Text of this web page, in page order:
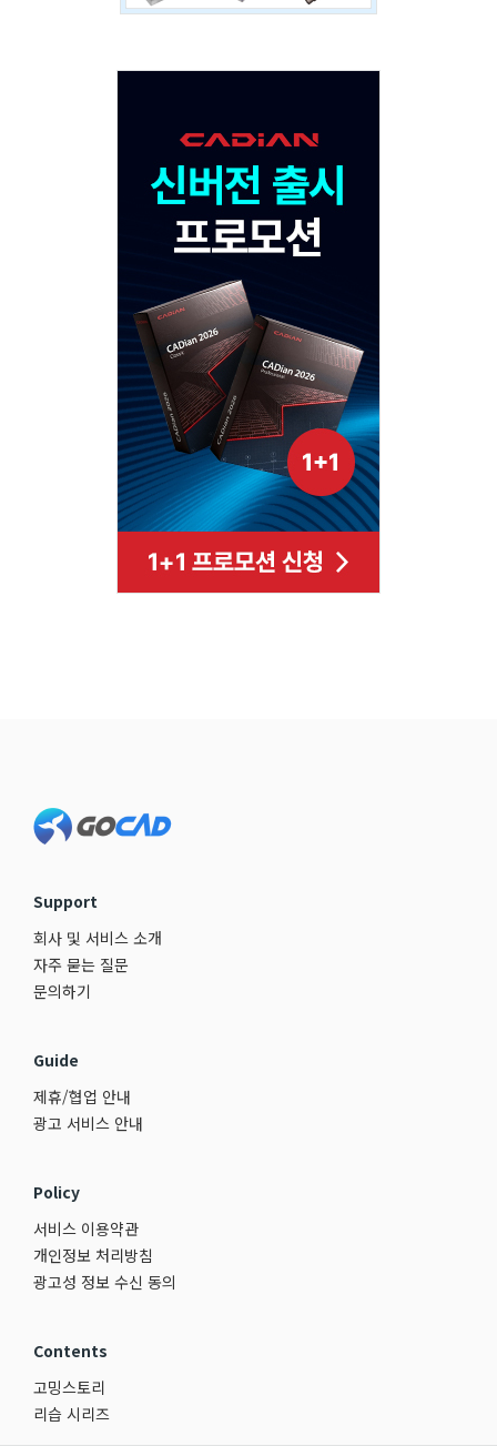
Support
회사 및 서비스 소개
자주 묻는 질문
문의하기
Guide
제휴/협업 안내
광고 서비스 안내
Policy
서비스 이용약관
개인정보 처리방침
광고성 정보 수신 동의
Contents
고밍스토리
리습 시리즈